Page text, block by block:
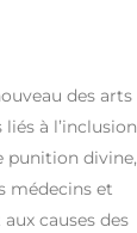
des arts
à l’inclusion
punition divine,
médecins et
causes des